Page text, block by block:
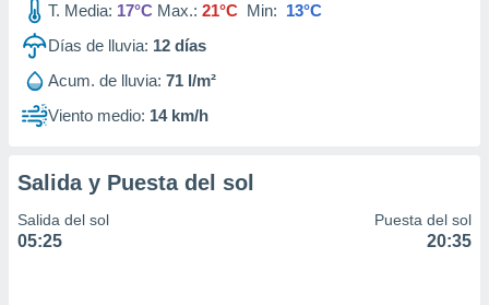
T. Media: 17°C Max.: 21°C Min: 13°C
Días de lluvia: 12 días
Acum. de lluvia: 71 l/m²
Viento medio: 14 km/h
Salida y Puesta del sol
Salida del sol
05:25
Puesta del sol
20:35